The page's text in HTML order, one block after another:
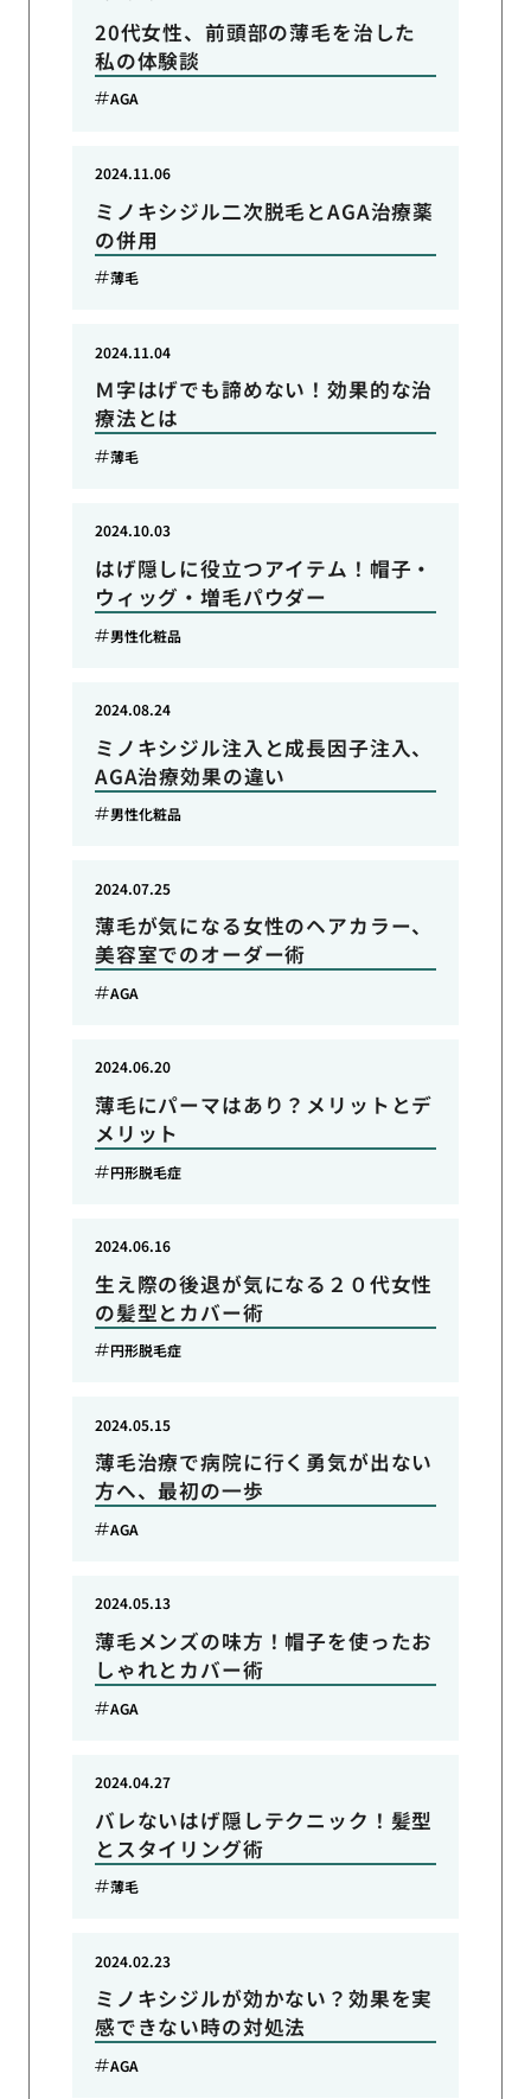
20代女性、前頭部の薄毛を治した
私の体験談
AGA
ミノキシジル二次脱毛とAGA治療薬
の併用
2024.11.06
薄毛
Ｍ字はげでも諦めない！効果的な治
療法とは
2024.11.04
薄毛
はげ隠しに役立つアイテム！帽子・
ウィッグ・増毛パウダー
2024.10.03
男性化粧品
ミノキシジル注入と成長因子注入、
AGA治療効果の違い
2024.08.24
男性化粧品
薄毛が気になる女性のヘアカラー、
美容室でのオーダー術
2024.07.25
AGA
薄毛にパーマはあり？メリットとデ
メリット
2024.06.20
円形脱毛症
生え際の後退が気になる２０代女性
の髪型とカバー術
2024.06.16
円形脱毛症
薄毛治療で病院に行く勇気が出ない
方へ、最初の一歩
2024.05.15
AGA
薄毛メンズの味方！帽子を使ったお
しゃれとカバー術
2024.05.13
AGA
バレないはげ隠しテクニック！髪型
とスタイリング術
2024.04.27
薄毛
ミノキシジルが効かない？効果を実
感できない時の対処法
2024.02.23
AGA